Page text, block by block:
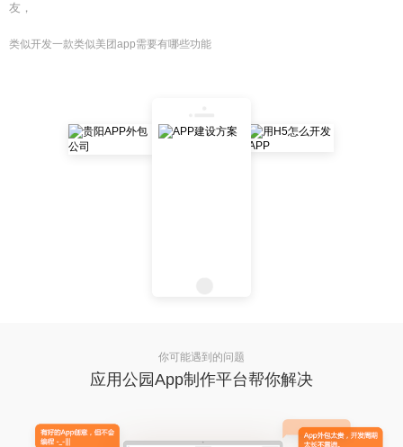
友，
类似开发一款类似美团app需要有哪些功能
你可能遇到的问题
应用公园App制作平台帮你解决